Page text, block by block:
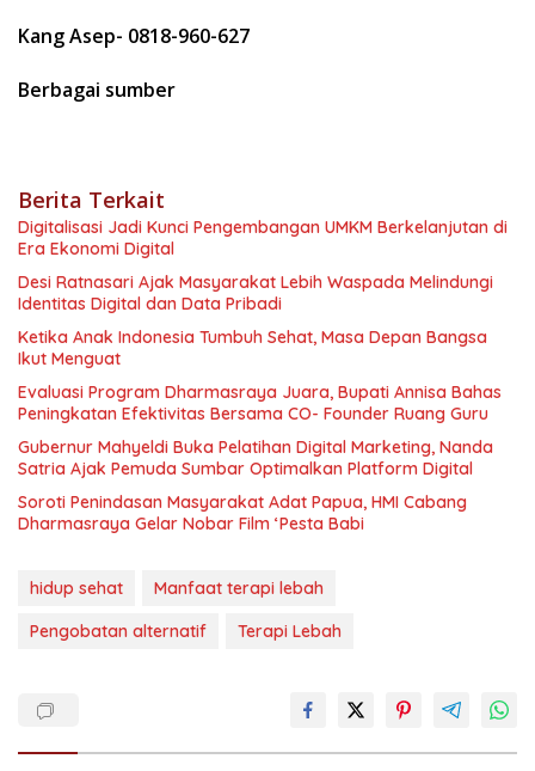
Kang Asep- 0818-960-627
Berbagai sumber
Berita Terkait
Digitalisasi Jadi Kunci Pengembangan UMKM Berkelanjutan di
Era Ekonomi Digital
Desi Ratnasari Ajak Masyarakat Lebih Waspada Melindungi
Identitas Digital dan Data Pribadi
Ketika Anak Indonesia Tumbuh Sehat, Masa Depan Bangsa
Ikut Menguat
Evaluasi Program Dharmasraya Juara, Bupati Annisa Bahas
Peningkatan Efektivitas Bersama CO- Founder Ruang Guru
Gubernur Mahyeldi Buka Pelatihan Digital Marketing, Nanda
Satria Ajak Pemuda Sumbar Optimalkan Platform Digital
Soroti Penindasan Masyarakat Adat Papua, HMI Cabang
Dharmasraya Gelar Nobar Film ‘Pesta Babi
hidup sehat
Manfaat terapi lebah
Pengobatan alternatif
Terapi Lebah